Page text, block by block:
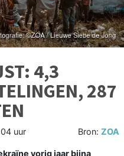
4,3
287
uur Bron: ZOA
vorig jaar bijna